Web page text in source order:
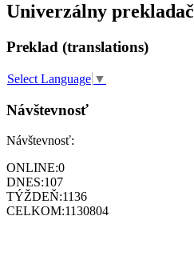
Univerzálny prekladač
Preklad (translations)
Select Language ▼
Návštevnosť
Návštevnosť:
ONLINE:0
DNES:107
TÝŽDEŇ:1136
CELKOM:1130804